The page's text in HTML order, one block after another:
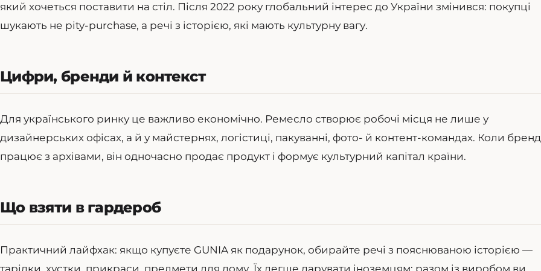
який хочеться поставити на стіл. Після 2022 року глобальний інтерес до України змінився: покупці
шукають не pity-purchase, а речі з історією, які мають культурну вагу.
Цифри, бренди й контекст
Для українського ринку це важливо економічно. Ремесло створює робочі місця не лише у
дизайнерських офісах, а й у майстернях, логістиці, пакуванні, фото- й контент-командах. Коли бренд
працює з архівами, він одночасно продає продукт і формує культурний капітал країни.
Що взяти в гардероб
Практичний лайфхак: якщо купуєте GUNIA як подарунок, обирайте речі з пояснюваною історією —